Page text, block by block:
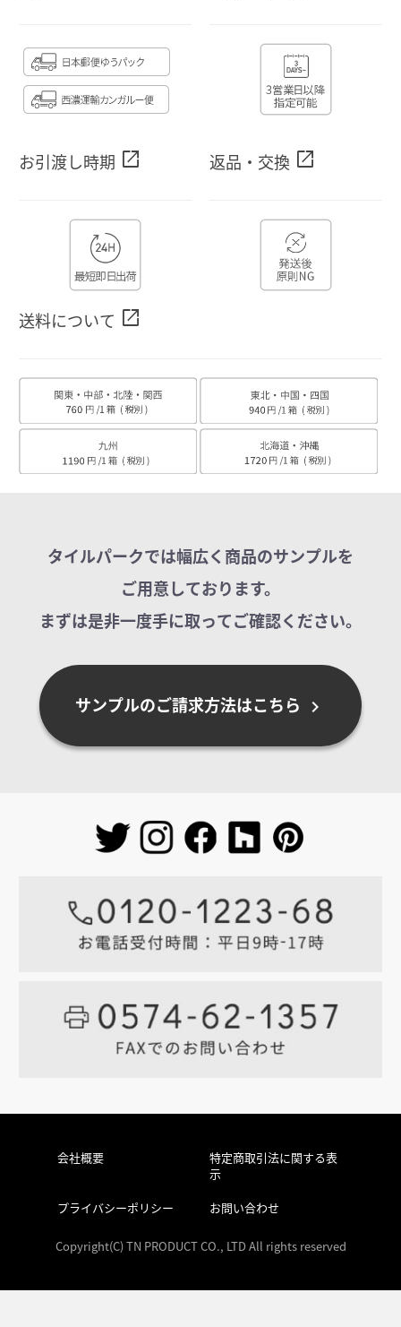
お引渡し時期 open_in_new 返品・交換 open_in_new
送料について open_in_new
タイルパークでは幅広く商品のサンプルを
ご用意しております。
まずは是非一度手に取ってご確認ください。
サンプルのご請求方法はこちら chevron_right
会社概要
特定商取引法に関する表
示
プライバシーポリシー
お問い合わせ
Copyright(C) TN PRODUCT CO., LTD All rights reserved